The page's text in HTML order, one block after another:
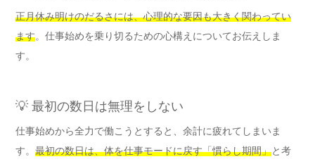
正月休み明けのだるさには、心理的な要因も大きく関わってい
ます。仕事始めを乗り切るための心構えについてお伝えしま
す。
💡 最初の数日は無理をしない
仕事始めから全力で働こうとすると、余計に疲れてしまいま
す。 最初の数日は、体を仕事モードに戻す「慣らし期間」と考